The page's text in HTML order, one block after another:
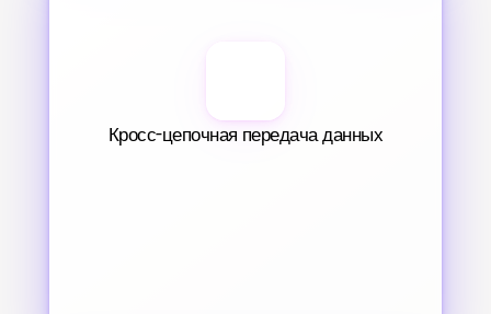
Кросс-цепочная передача данных